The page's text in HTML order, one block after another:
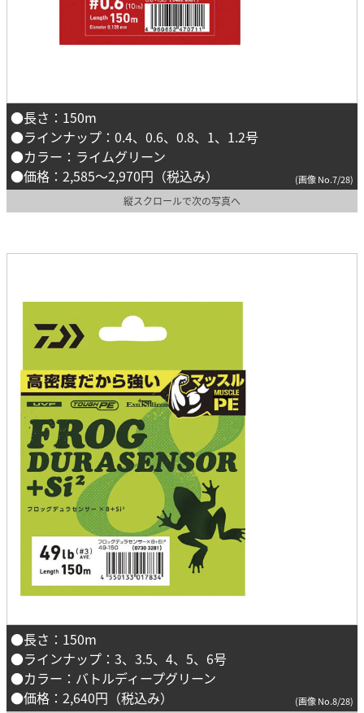
●長さ：150m
●ラインナップ：0.4、0.6、0.8、1、1.2号
●カラー：ライムグリーン
●価格：2,585〜2,970円（税込み）
(画像 No.7/28)
縦スクロールで次の写真へ
●長さ：150m
●ラインナップ：3、3.5、4、5、6号
●カラー：バトルディープグリーン
●価格：2,640円（税込み）
(画像 No.8/28)